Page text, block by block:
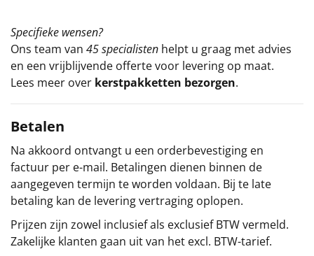
Specifieke wensen?
Ons team van 45 specialisten helpt u graag met advies
en een vrijblijvende offerte voor levering op maat.
Lees meer over kerstpakketten bezorgen.
Betalen
Na akkoord ontvangt u een orderbevestiging en
factuur per e-mail. Betalingen dienen binnen de
aangegeven termijn te worden voldaan. Bij te late
betaling kan de levering vertraging oplopen.
Prijzen zijn zowel inclusief als exclusief BTW vermeld.
Zakelijke klanten gaan uit van het excl. BTW-tarief.